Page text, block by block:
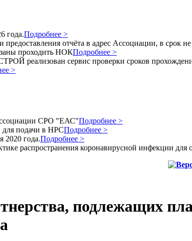
года.Подробнее >
отчёта в адрес Ассоциации, в срок
проходить НОКПодробнее >
реализован сервис проверки сроков
>
СРО "ЕАС"Подробнее >
для подачи в НРСПодробнее >
2020 года.Подробнее >
распространения коронавирусной инфекции для
подлежащих